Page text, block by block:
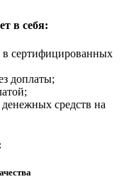
в себя:
в сертифицированных
доплаты;
денежных средств на